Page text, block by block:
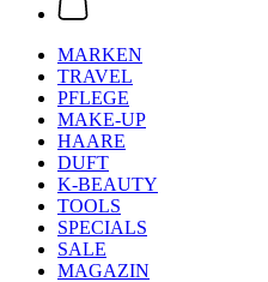
MARKEN
TRAVEL
PFLEGE
MAKE-UP
HAARE
DUFT
K-BEAUTY
TOOLS
SPECIALS
SALE
MAGAZIN